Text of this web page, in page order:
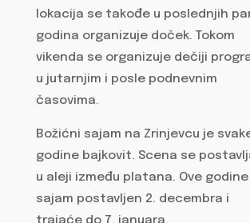
lokacija se takođe u poslednjih
godina organizuje doček. Tokom
vikenda se organizuje dečiji
u jutarnjim i posle podnevnim
časovima.
Božićni sajam na Zrinjevcu je
godine bajkovit. Scena se
u aleji između platana. Ove
sajam postavljen 2. decembra i